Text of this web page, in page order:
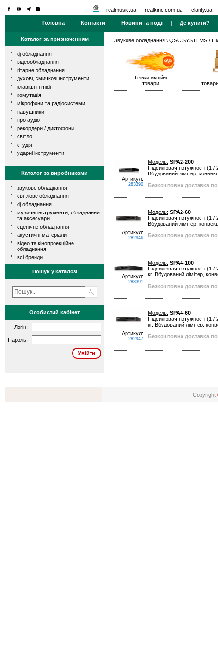
realmusic.ua realkino.com.ua clarity.ua
Головна | Контакти | Новини та події| Де купити?
Каталог за призначенням
dj обладнання
відеообладнання
гітарне обладнання
духові, смичкові інструменти
клавішні і midi
комутація
мікрофони та радіосистеми
навушники
про аудіо
рекордери / диктофони
світло
студія
ударні інструменти
Каталог за виробниками
звукове обладнання
світлове обладнання
dj обладнання
музичні інструменти, обладнання
та аксесуари
сценічне обладнання
акустичні матеріали
відео та кінопроекційне
обладнання
всі бренди
Пошук у каталозі
Особистий кабінет
Логін:
Пароль:
Звукове обладнання \ QSC SYSTEMS \
Тільки акційні
товари
Артикул:
283390
Модель: SPA2-200
Підсилювач потужності (1
Вбудований лімітер,
Безкоштовна доставка по
Артикул:
282946
Модель: SPA2-60
Підсилювач потужності (1
Вбудований лімітер,
Безкоштовна доставка по
Артикул:
283391
Модель: SPA4-100
Підсилювач потужності (1
кг. Вбудований лімітер,
Безкоштовна доставка по
Артикул:
282947
Модель: SPA4-60
Підсилювач потужності
кг. Вбудований лімітер,
Безкоштовна доставка по
Copyright